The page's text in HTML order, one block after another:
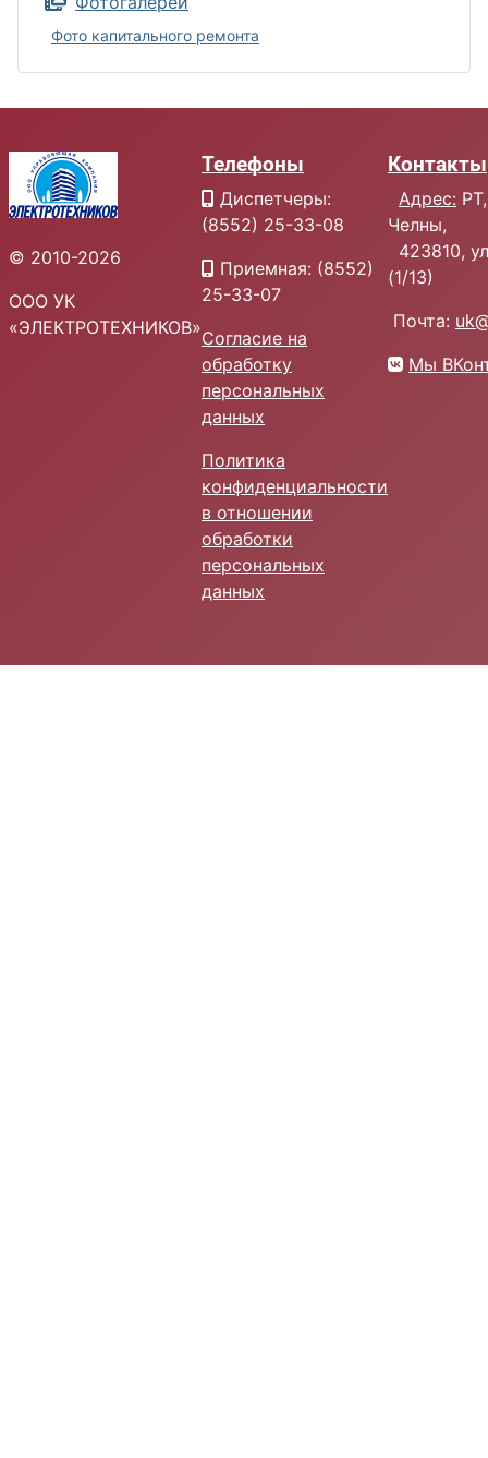
Фото капитального ремонта
© 2010-2026
ООО УК
«ЭЛЕКТРОТЕХНИКОВ»
Телефоны
Диспетчеры:
(8552) 25-33-08
Приемная: (8552)
25-33-07
Согласие на
обработку
персональных
данных
Политика
конфиденциальности
в отношении
обработки
персональных
данных
Контакты
Адрес:
Челны,
423810,
(1/13)
Почта:
Мы